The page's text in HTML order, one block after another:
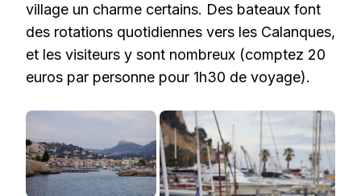
village un charme certains. Des bateaux font
des rotations quotidiennes vers les Calanques,
et les visiteurs y sont nombreux (comptez 20
euros par personne pour 1h30 de voyage).